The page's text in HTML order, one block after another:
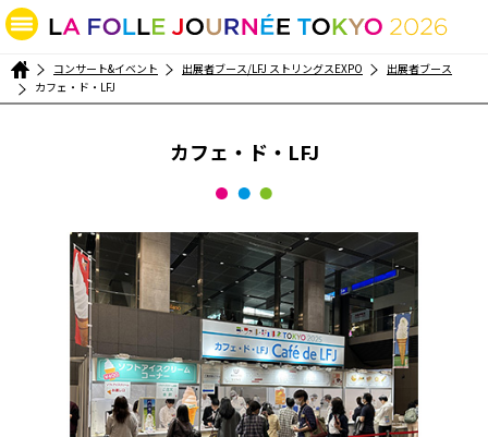
コンサート&イベント 出展者ブース/LFJ ストリングスEXPO
出展者ブース
カフェ・ド・LFJ
カフェ・ド・LFJ